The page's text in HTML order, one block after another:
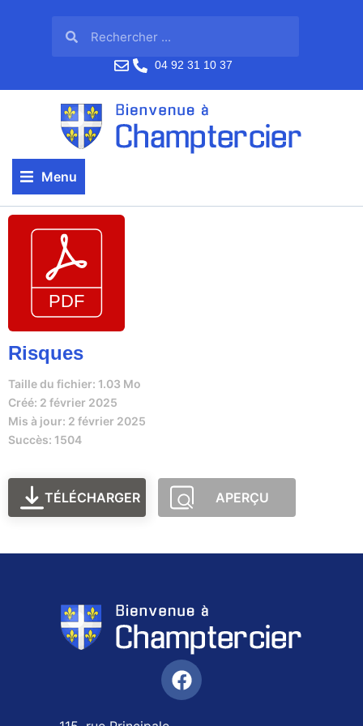
04 92 31 10 37
Menu
Risques
Taille du fichier: 1.03 Mo
Créé: 2 février 2025
Mis à jour: 2 février 2025
Succès: 1504
TÉLÉCHARGER APERÇU